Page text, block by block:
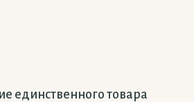
единственного товара